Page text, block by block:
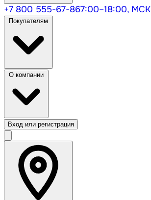
+7 800 555-67-867:00–18:00, МСК
Вход или регистрация